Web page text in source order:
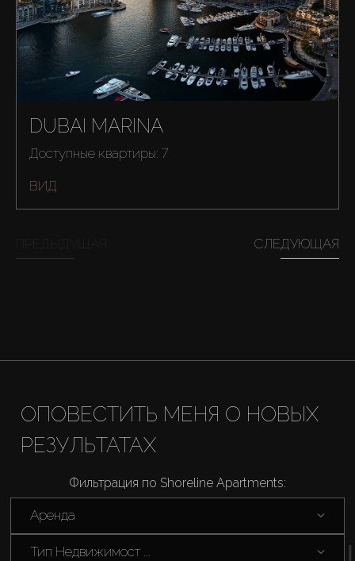
AX Journal
Каталоги
Агенты
About Us
DUBAI MARINA
Доступные квартиры: 7
ВИД
СЛЕДУЮЩАЯ
ОПОВЕСТИТЬ МЕНЯ О НОВЫХ
РЕЗУЛЬТАТАХ
Фильтрация по Shoreline Apartments:
Аренда
Тип Недвижимост ...